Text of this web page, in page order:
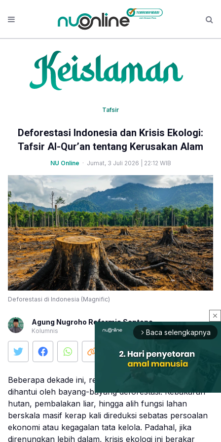
Tafsir
Deforestasi Indonesia dan Krisis Ekologi:
Tafsir Al-Qur’an tentang Kerusakan Alam
NU Online · Jumat, 3 Juli 2026 | 22:12 WIB
Deforestasi di Indonesia (Magnific)
Agung Nugroho Reformis Santono
Kolumnis
Beberapa dekade ini, realitas ekologi di Indonesia terus
dihantui oleh bayang-bayang deforestasi. Kebakaran
hutan, pembalakan liar, hingga alih fungsi lahan
berskala masif kerap kali direduksi sebatas persoalan
ekonomi atau kegagalan tata kelola. Padahal, jika
direnungkan lebih dalam, krisis ekologi ini berakar
close
arrow_forward_ios Baca selengkapnya
Mute